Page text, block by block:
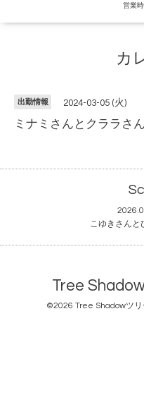
営業時
カ
出勤情報 2024-03-05 (火)
ミナミさんとクララさん
こゆきさんと
Tree
©2026 Tree Shadowツ